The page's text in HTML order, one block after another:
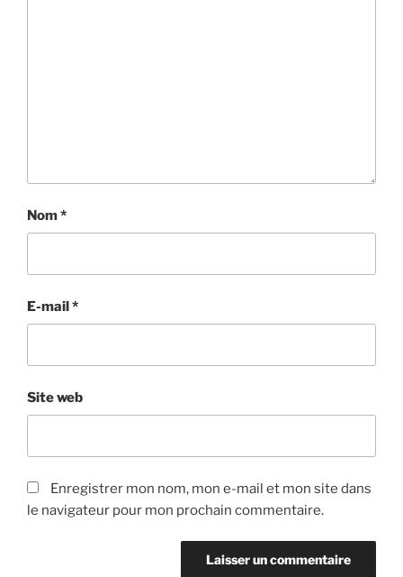
Nom*
E-mail*
Site web
Enregistrer mon nom, mon e-mail et mon site dans
le navigateur pour mon prochain commentaire.